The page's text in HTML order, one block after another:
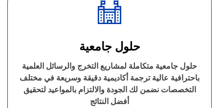
حلول جامعية
حلول جامعية متكاملة لمشاريع التخرج والرسائل العلمية
باحترافية عالية ترجمة أكاديمية دقيقة وسريعة في مختلف
التخصصات نضمن لك الجودة والالتزام بالمواعيد لتحقيق
أفضل النتائج